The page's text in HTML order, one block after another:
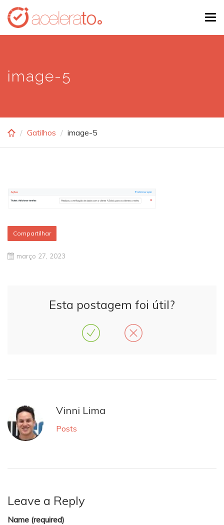
Skip
main
image-5
Gatilhos image-5
Compartilhar
março 27, 2023
Esta postagem foi útil?
Vinni Lima
Posts
Leave a Reply
Name (required)